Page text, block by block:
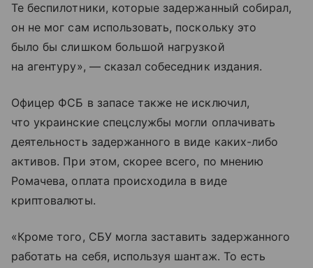
Те беспилотники, которые задержанный собирал,
он не мог сам использовать, поскольку это
было бы слишком большой нагрузкой
на агентуру», — сказал собеседник издания.
Офицер ФСБ в запасе также не исключил,
что украинские спецслужбы могли оплачивать
деятельность задержанного в виде каких-либо
активов. При этом, скорее всего, по мнению
Ромачева, оплата происходила в виде
криптовалюты.
«Кроме того, СБУ могла заставить задержанного
работать на себя, используя шантаж. То есть